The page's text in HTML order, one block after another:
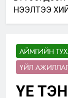
НЭЭЛТЭЭ
АЙМГИЙН
ҮЙЛ
ҮЕ